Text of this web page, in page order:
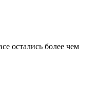
остались более чем